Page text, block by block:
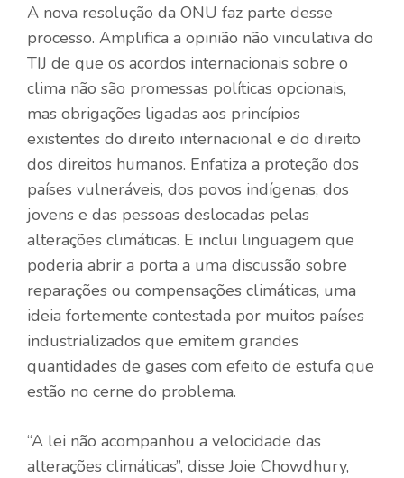
A nova resolução da ONU faz parte desse
processo. Amplifica a opinião não vinculativa do
TIJ de que os acordos internacionais sobre o
clima não são promessas políticas opcionais,
mas obrigações ligadas aos princípios
existentes do direito internacional e do direito
dos direitos humanos. Enfatiza a proteção dos
países vulneráveis, dos povos indígenas, dos
jovens e das pessoas deslocadas pelas
alterações climáticas. E inclui linguagem que
poderia abrir a porta a uma discussão sobre
reparações ou compensações climáticas, uma
ideia fortemente contestada por muitos países
industrializados que emitem grandes
quantidades de gases com efeito de estufa que
estão no cerne do problema.
“A lei não acompanhou a velocidade das
alterações climáticas”, disse Joie Chowdhury,